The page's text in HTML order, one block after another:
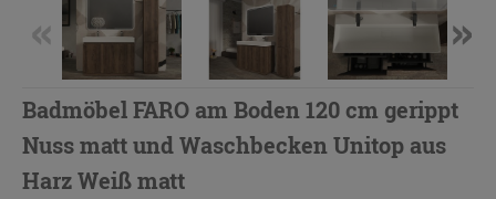
Badmöbel FARO am Boden 120 cm gerippt
Nuss matt und Waschbecken Unitop aus
Harz Weiß matt